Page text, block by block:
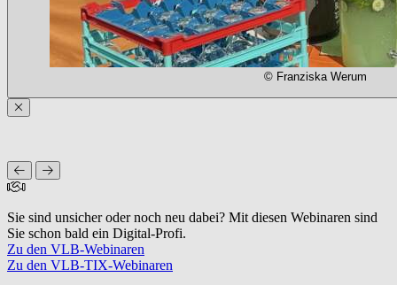
© Franziska Werum
Sie sind unsicher oder noch neu dabei? Mit diesen Webinaren sind
Sie schon bald ein Digital-Profi.
Zu den VLB-Webinaren
Zu den VLB-TIX-Webinaren